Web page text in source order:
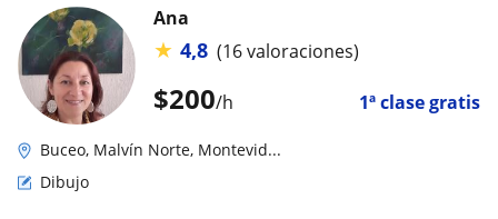
$200/h 1ª clase gratis
Ana
★ 4,8 (16 valoraciones)
Buceo, Malvín Norte, Montevid...
Dibujo